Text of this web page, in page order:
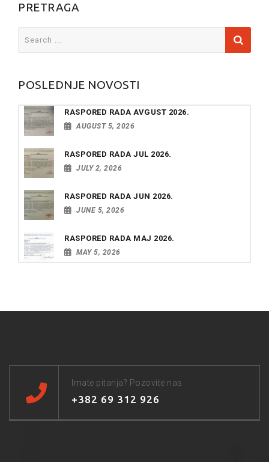
PRETRAGA
POSLEDNJE NOVOSTI
RASPORED RADA AVGUST 2026.
AUGUST 5, 2026
RASPORED RADA JUL 2026.
JULY 2, 2026
RASPORED RADA JUN 2026.
JUNE 5, 2026
RASPORED RADA MAJ 2026.
MAY 5, 2026
Imate pitanja? Pozovite nas
+382 69 312 926